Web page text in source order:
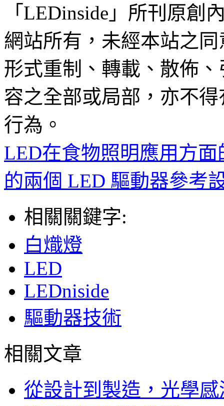
「LEDinside」所刊原創
網站所有，未經本站之
形式重制、轉載、散佈
容之全部或局部，亦不
行為。
LED在食物照明應用方面
的兩個 LED 驅動器參考
相關關鍵字:
白熾燈
LED
LEDniside
驅動器技術
相關文章
從設計到製造，光學